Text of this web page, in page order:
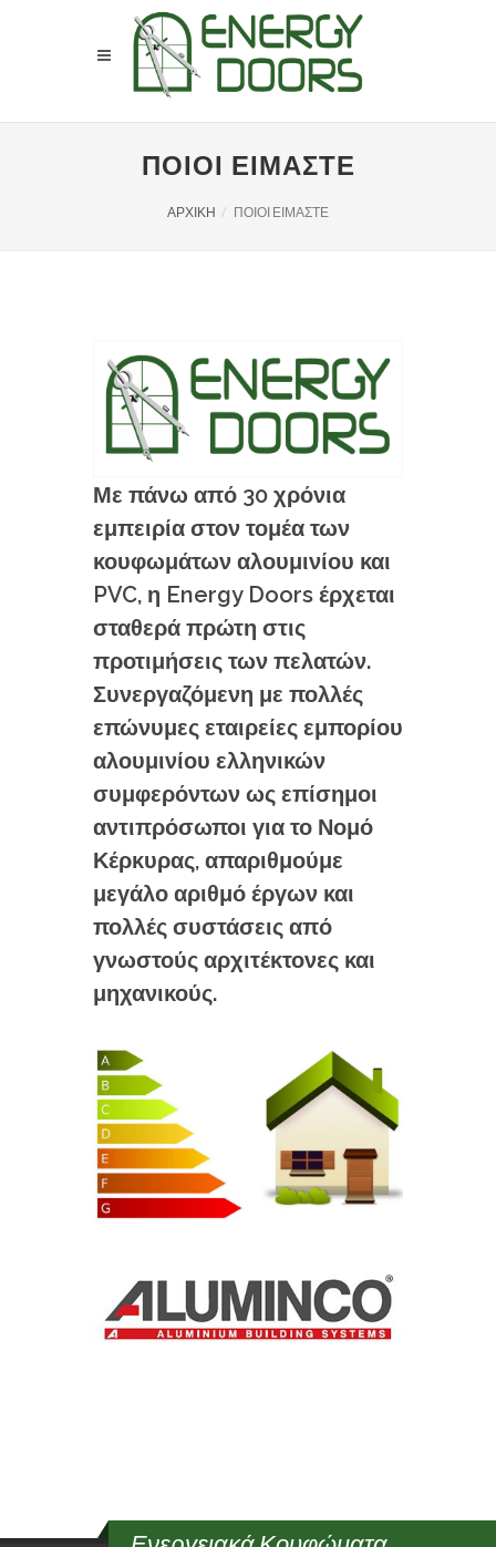
ΠΟΙΟΙ ΕΙΜΑΣΤΕ
ΑΡΧΙΚΗ ΠΟΙΟΙ ΕΙΜΑΣΤΕ
Με πάνω από 30 χρόνια
εμπειρία στον τομέα των
κουφωμάτων αλουμινίου και
PVC, η Energy Doors έρχεται
σταθερά πρώτη στις
προτιμήσεις των πελατών.
Συνεργαζόμενη με πολλές
επώνυμες εταιρείες εμπορίου
αλουμινίου ελληνικών
συμφερόντων ως επίσημοι
αντιπρόσωποι για το Νομό
Κέρκυρας, απαριθμούμε
μεγάλο αριθμό έργων και
πολλές συστάσεις από
γνωστούς αρχιτέκτονες και
μηχανικούς.